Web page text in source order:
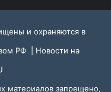
и охраняются в
РФ | Новости на
материалов запрещено,